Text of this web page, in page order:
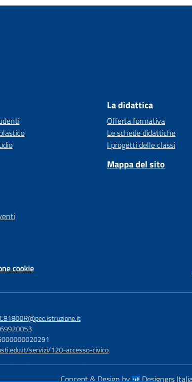
La didattica
Offerta formativa
Le schede didattiche
I progetti delle classi
Mappa del sito
cookie
servizi/120-accesso-civico
Concept & Design by Designers